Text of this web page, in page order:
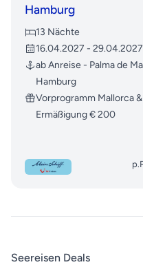
Hamburg
13 Nächte
16.04.2027 - 29.04.2027
ab Anreise - Palma de
Hamburg
Vorprogramm Mallorca
Ermäßigung € 200
Seereisen Deals